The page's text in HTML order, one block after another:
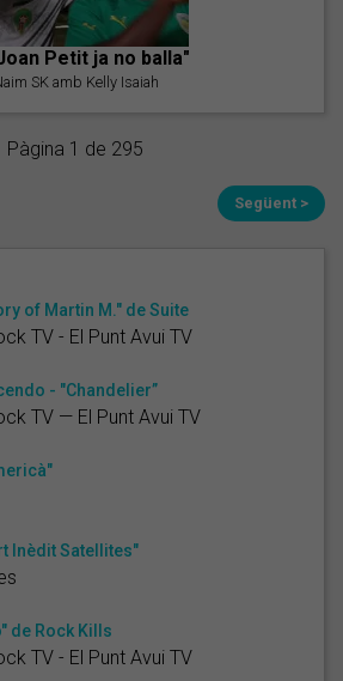
Petit ja no balla"
SK amb Kelly Isaiah
Pàgina 1 de 295
Següent >
of Martin M." de Suite
TV - El Punt Avui TV
- "Chandelier”
TV — El Punt Avui TV
Inèdit Satellites"
de Rock Kills
TV - El Punt Avui TV